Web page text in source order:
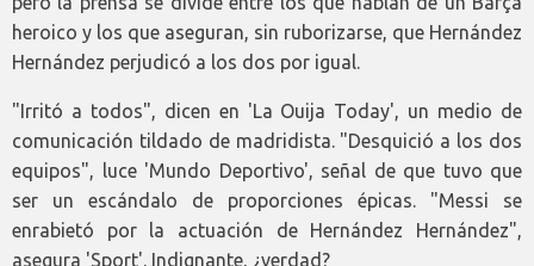
heroico y los que aseguran, sin ruborizarse, que Hernández
Hernández perjudicó a los dos por igual.
"Irritó a todos", dicen en 'La Ouija Today', un medio de
comunicación tildado de madridista. "Desquició a los dos
equipos", luce 'Mundo Deportivo', señal de que tuvo que
ser un escándalo de proporciones épicas. "Messi se
enrabietó por la actuación de Hernández Hernández",
asegura 'Sport'. Indignante, ¿verdad?